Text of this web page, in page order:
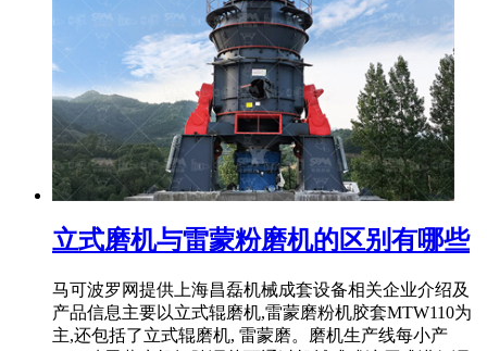
立式磨机与雷蒙粉磨机的区别有哪些
马可波罗网提供上海昌磊机械成套设备相关企业介绍及
产品信息主要以立式辊磨机,雷蒙磨粉机胶套MTW110为
主,还包括了立式辊磨机, 雷蒙磨。磨机生产线每小产